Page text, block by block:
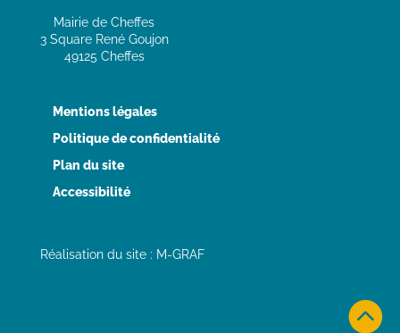

Mairie de Cheffes
3 Square René Goujon
49125 Cheffes
Mentions légales
Politique de confidentialité
Plan du site
Accessibilité
Réalisation du site : M-GRAF